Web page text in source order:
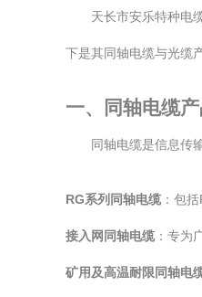
天长市安乐特种电
下是其同轴电缆与光缆
一、同轴电缆
同轴电缆是信息传
RG系列同轴电缆：包括
接入网同轴电缆：专为
矿用及高温耐限同轴电